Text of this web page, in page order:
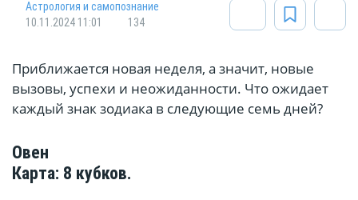
Астрология и самопознание
10.11.2024 11:01
134
Приближается новая неделя, а значит, новые
вызовы, успехи и неожиданности. Что ожидает
каждый знак зодиака в следующие семь дней?
Овен
Карта: 8 кубков.